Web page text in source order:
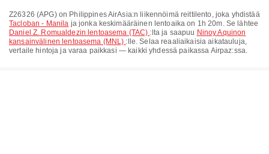
Z26326 (APG) on Philippines AirAsia:n liikennöimä reittilento, joka yhdistää
Tacloban - Manila ja jonka keskimääräinen lentoaika on 1h 20m. Se lähtee
Daniel Z. Romualdezin lentoasema (TAC) :lta ja saapuu Ninoy Aquinon
kansainvälinen lentoasema (MNL) :lle. Selaa reaaliaikaisia aikatauluja,
vertaile hintoja ja varaa paikkasi — kaikki yhdessä paikassa Airpaz:ssa.